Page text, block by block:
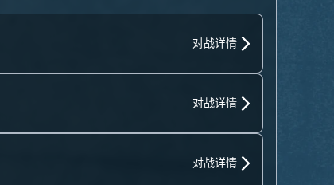
对战详情
对战详情
对战详情